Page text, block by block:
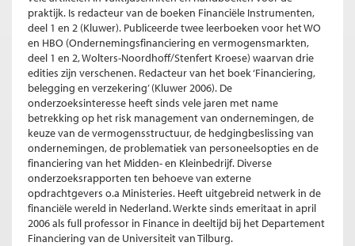
praktijk. Is redacteur van de boeken Financiële Instrumenten,
deel 1 en 2 (Kluwer). Publiceerde twee leerboeken voor het WO
en HBO (Ondernemingsfinanciering en vermogensmarkten,
deel 1 en 2, Wolters-Noordhoff/Stenfert Kroese) waarvan drie
edities zijn verschenen. Redacteur van het boek ‘Financiering,
belegging en verzekering’ (Kluwer 2006). De
onderzoeksinteresse heeft sinds vele jaren met name
betrekking op het risk management van ondernemingen, de
keuze van de vermogensstructuur, de hedgingbeslissing van
ondernemingen, de problematiek van personeelsopties en de
financiering van het Midden- en Kleinbedrijf. Diverse
onderzoeksrapporten ten behoeve van externe
opdrachtgevers o.a Ministeries. Heeft uitgebreid netwerk in de
financiële wereld in Nederland. Werkte sinds emeritaat in april
2006 als full professor in Finance in deeltijd bij het Departement
Financiering van de Universiteit van Tilburg.